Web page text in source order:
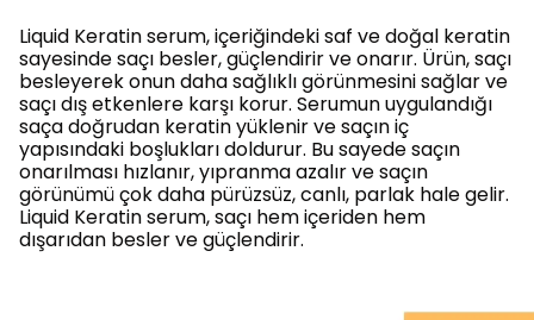
Liquid Keratin serum, içeriğindeki saf ve doğal keratin
sayesinde saçı besler, güçlendirir ve onarır. Ürün, saçı
besleyerek onun daha sağlıklı görünmesini sağlar ve
saçı dış etkenlere karşı korur. Serumun uygulandığı
saça doğrudan keratin yüklenir ve saçın iç
yapısındaki boşlukları doldurur. Bu sayede saçın
onarılması hızlanır, yıpranma azalır ve saçın
görünümü çok daha pürüzsüz, canlı, parlak hale gelir.
Liquid Keratin serum, saçı hem içeriden hem
dışarıdan besler ve güçlendirir.